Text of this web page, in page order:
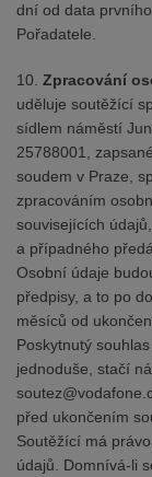
dní od data
Pořadatele.
10. Zpracování
uděluje soutěžící
sídlem náměstí
25788001,
soudem v Praze,
zpracováním
souvisejících
a případného
Osobní údaje
předpisy, a to po
měsíců od
Poskytnutý
jednoduše, stačí
před ukončením
Soutěžící má
údajů. Domnívá-li